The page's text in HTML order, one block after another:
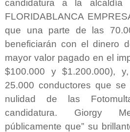
candidatura a la alcaldía
FLORIDABLANCA
que una parte de las
beneficiarán con el dinero
mayor valor pagado en el
$100.000 y $1.200.000),
25.000 conductores que
nulidad de las
candidatura. Giorgy
públicamente que” su